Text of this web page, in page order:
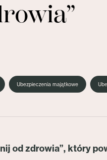
Ubezpieczenia majątkowe
od zdrowia”, który